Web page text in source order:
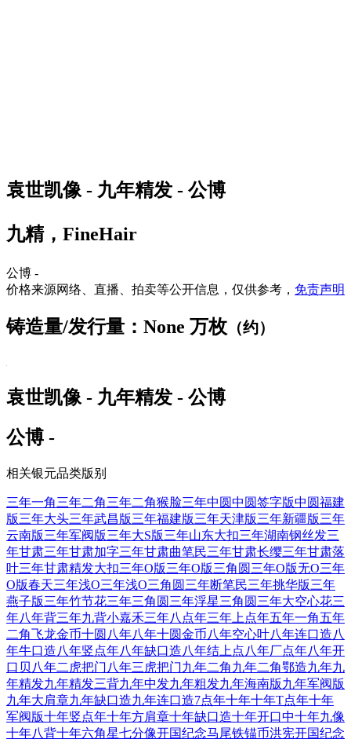
袁世凯像 - 九年精发 - 公博
九精，FineHair
公博 -
价格来源网络、直播、拍卖等公开信息，仅供参考， 免责声明
铸造量/发行量：None 万枚 （约）
袁世凯像 - 九年精发 - 公博
公博 -
相关银元品类版别
三年一角三年二角三年二角猴脸三年中圆中圆签字版中圆福建
版三年大头三年武昌版三年福建版三年天津版三年新疆版三年
云南版三年军阀版三年大S版三年山东大扣三年湖南钢丝发三
年甘肃三年甘肃加字三年甘肃曲笔民三年甘肃长缨三年甘肃落
叶三年甘肃精发大扣三年O版三年O版三角圆 三年O版无O三年
O版春天三年浅O三年浅O三角圆 三年断笔民三年挑华版三年
燕子版三年竹节花三年三角圆 三年浮星三角圆 三年大空心花三
年八年背三年九背小嘉禾三年八点年三年上点年五年一角五年
二角飞龙金币十圆 八年八年十圆金币八年空心叶八年连口造八
年牛口造八年竖点年八年缺口造八年结上点八年厂点年八年开
口贝 八年二虎把门 八年三虎把门九年二角九年二角鄂造九年九
年精发九年精发三背九年中发九年粗发九年海南版九年军阀版
九年大肩章九年缺口造九年连口造7点年十年十年T点年十年
军阀版十年竖点年十年方肩章十年缺口造十年开口中十年九像
十年八背十年六角星七分像开国纪念马尾铁锚币洪宪开国纪念